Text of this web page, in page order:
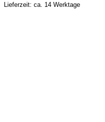
Lieferzeit: ca. 14 Werktage